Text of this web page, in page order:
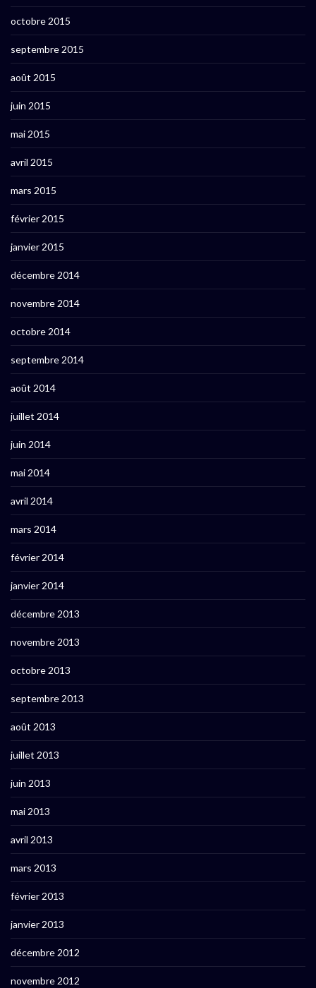
octobre 2015
septembre 2015
août 2015
juin 2015
mai 2015
avril 2015
mars 2015
février 2015
janvier 2015
décembre 2014
novembre 2014
octobre 2014
septembre 2014
août 2014
juillet 2014
juin 2014
mai 2014
avril 2014
mars 2014
février 2014
janvier 2014
décembre 2013
novembre 2013
octobre 2013
septembre 2013
août 2013
juillet 2013
juin 2013
mai 2013
avril 2013
mars 2013
février 2013
janvier 2013
décembre 2012
novembre 2012